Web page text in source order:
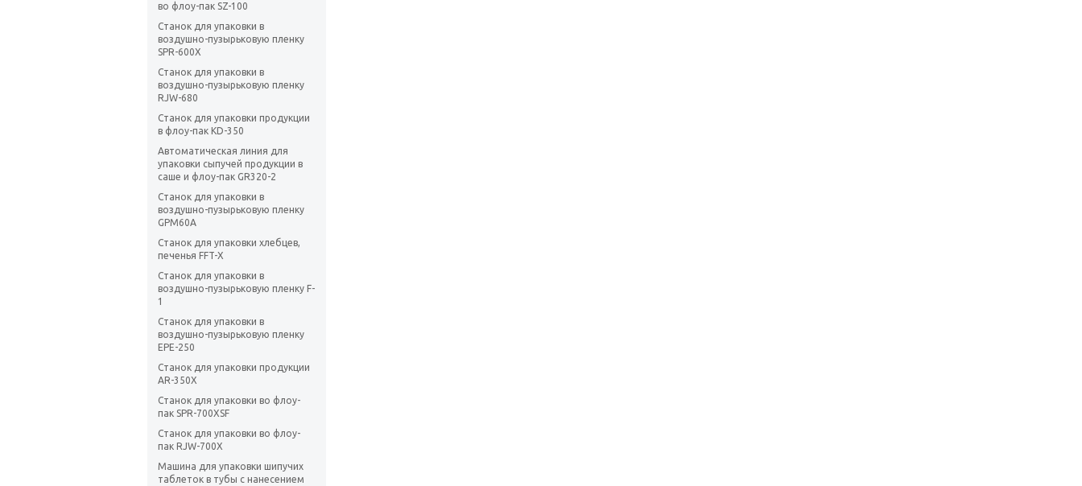
во флоу-пак SZ-100
Станок для упаковки в
воздушно-пузырьковую пленку
SPR-600X
Станок для упаковки в
воздушно-пузырьковую пленку
RJW-680
Станок для упаковки продукции
в флоу-пак KD-350
Автоматическая линия для
упаковки сыпучей продукции в
саше и флоу-пак GR320-2
Станок для упаковки в
воздушно-пузырьковую пленку
GPM60A
Станок для упаковки хлебцев,
печенья FFT-X
Станок для упаковки в
воздушно-пузырьковую пленку F-
1
Станок для упаковки в
воздушно-пузырьковую пленку
EPE-250
Станок для упаковки продукции
AR-350X
Станок для упаковки во флоу-
пак SPR-700XSF
Станок для упаковки во флоу-
пак RJW-700X
Машина для упаковки шипучих
таблеток в тубы с нанесением